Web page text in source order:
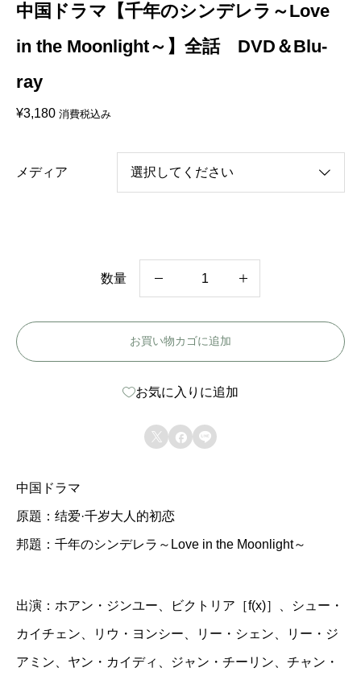
中国ドラマ【千年のシンデレラ～Love
in the Moonlight～】全話 DVD＆Blu-
ray
¥3,180 消費税込み
メディア
数量
ド
マ
千
ン
レ
ラ
お買い物カゴに追加
お気に入りに追加
  
中国ドラマ
原題：结爱·千岁大人的初恋
邦題：千年のシンデレラ～Love in the Moonlight～
出演：ホアン・ジンユー、ビクトリア［f(x)］、シュー・
カイチェン、リウ・ヨンシー、リー・シェン、リー・ジ
アミン、ヤン・カイディ、ジャン・チーリン、チャン・